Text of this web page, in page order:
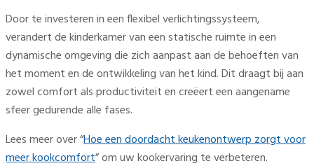
Door te investeren in een flexibel verlichtingssysteem,
verandert de kinderkamer van een statische ruimte in een
dynamische omgeving die zich aanpast aan de behoeften van
het moment en de ontwikkeling van het kind. Dit draagt bij aan
zowel comfort als productiviteit en creëert een aangename
sfeer gedurende alle fases.
Lees meer over “Hoe een doordacht keukenontwerp zorgt voor
meer kookcomfort” om uw kookervaring te verbeteren.